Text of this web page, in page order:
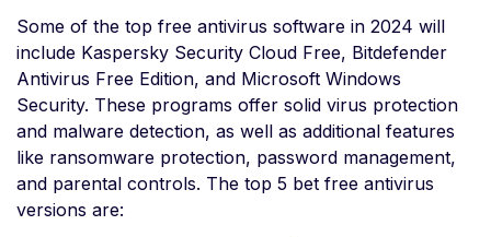
Some of the top free antivirus software in 2024 will
include Kaspersky Security Cloud Free, Bitdefender
Antivirus Free Edition, and Microsoft Windows
Security. These programs offer solid virus protection
and malware detection, as well as additional features
like ransomware protection, password management,
and parental controls. The top 5 bet free antivirus
versions are: